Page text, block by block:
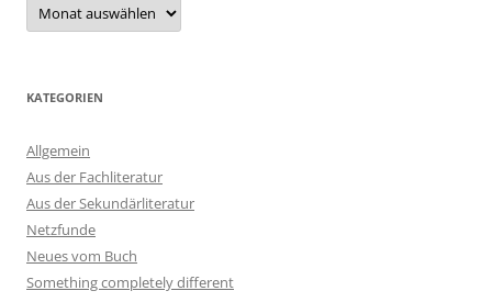
KATEGORIEN
Allgemein
Aus der Fachliteratur
Aus der Sekundärliteratur
Netzfunde
Neues vom Buch
Something completely different